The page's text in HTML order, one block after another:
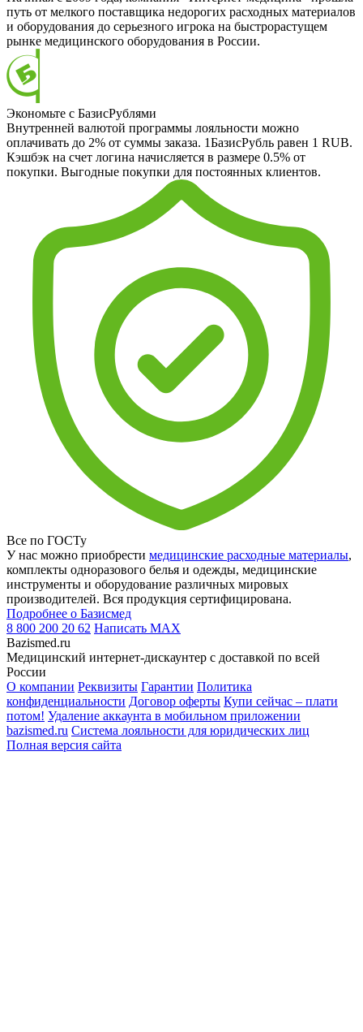
путь от мелкого поставщика недорогих расходных материалов
и оборудования до серьезного игрока на быстрорастущем
рынке медицинского оборудования в России.
Экономьте с БазисРублями
Внутренней валютой программы лояльности можно
оплачивать до 2% от суммы заказа. 1БазисРубль равен 1 RUB.
Кэшбэк на счет логина начисляется в размере 0.5% от
покупки. Выгодные покупки для постоянных клиентов.
Все по ГОСТу
У нас можно приобрести медицинские расходные материалы,
комплекты одноразового белья и одежды, медицинские
инструменты и оборудование различных мировых
производителей. Вся продукция сертифицирована.
Подробнее о Базисмед
8 800 200 20 62 Написать MAX
Bazismed.ru
Медицинский интернет-дискаунтер с доставкой по всей
России
О компании Реквизиты Гарантии Политика
конфиденциальности Договор оферты Купи сейчас – плати
потом! Удаление аккаунта в мобильном приложении
bazismed.ru Система лояльности для юридических лиц
Полная версия сайта